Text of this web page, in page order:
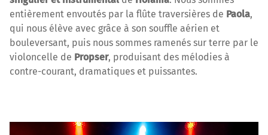
entièrement envoutés par la flûte traversières de Paola,
qui nous élève avec grâce à son souffle aérien et
bouleversant, puis nous sommes ramenés sur terre par le
violoncelle de Propser, produisant des mélodies à
contre-courant, dramatiques et puissantes.